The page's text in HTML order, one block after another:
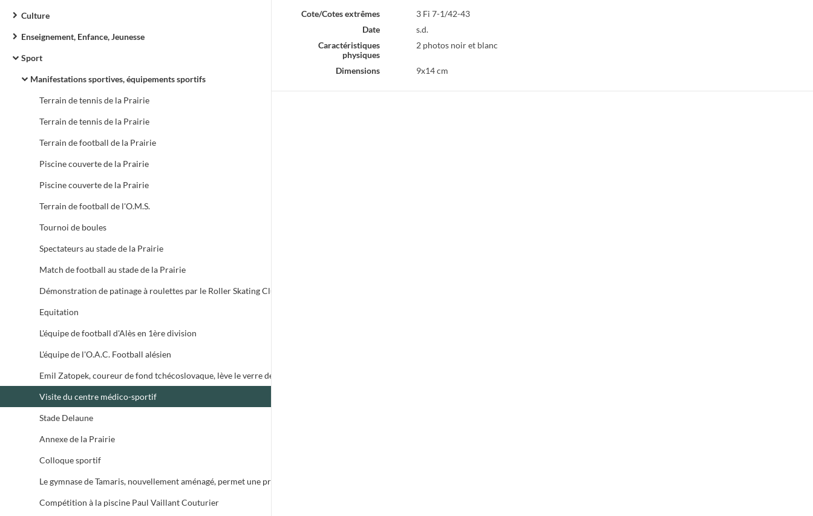
Culture
Enseignement, Enfance, Jeunesse
Sport
Manifestations sportives, équipements sportifs
Terrain de tennis de la Prairie
Terrain de tennis de la Prairie
Terrain de football de la Prairie
Piscine couverte de la Prairie
Piscine couverte de la Prairie
Terrain de football de l'O.M.S.
Tournoi de boules
Spectateurs au stade de la Prairie
Match de football au stade de la Prairie
Equitation
L'équipe de football d'Alès en 1ère division
L'équipe de l'O.A.C. Football alésien
Visite du centre médico-sportif
Stade Delaune
Annexe de la Prairie
Colloque sportif
Compétition à la piscine Paul Vaillant Couturier
Cote/Cotes extrêmes
3 Fi 7-1/42-43
Date
s.d.
Caractéristiques
physiques
2 photos noir et blanc
Dimensions 9x14 cm